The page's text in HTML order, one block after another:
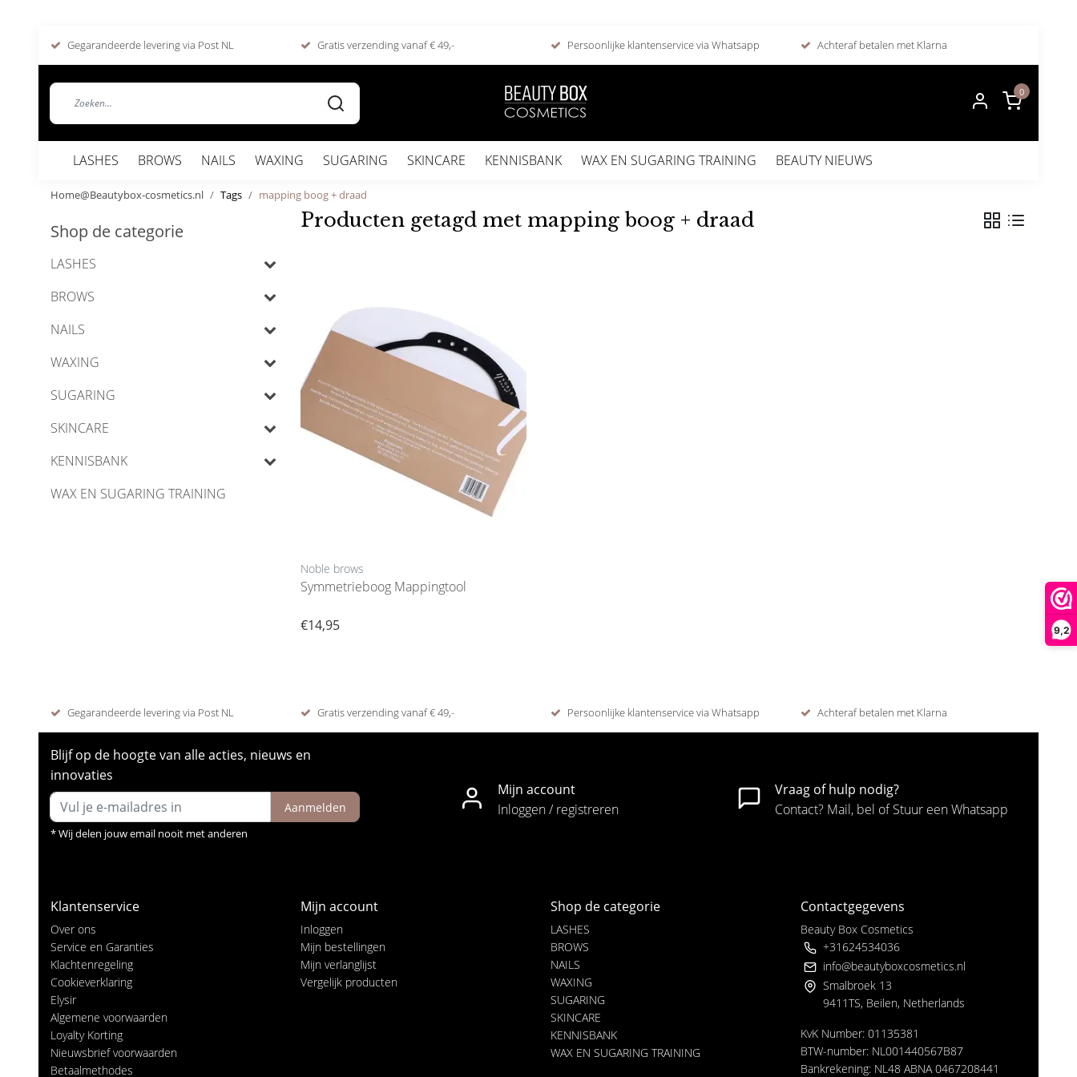
9,2
Gegarandeerde levering via Post NL Gratis verzending vanaf € 49,- Persoonlijke klantenservice via Whatsapp Achteraf betalen met Klarna
0
LASHES BROWS NAILS WAXING SUGARING SKINCARE KENNISBANK WAX EN SUGARING TRAINING BEAUTY NIEUWS
Home@Beautybox-cosmetics.nl Tags mapping boog + draad
Shop de categorie
LASHES
BROWS
NAILS
WAXING
SUGARING
SKINCARE
KENNISBANK
WAX EN SUGARING TRAINING
Producten getagd met mapping boog + draad
Noble brows
Symmetrieboog Mappingtool
€14,95
Gegarandeerde levering via Post NL Gratis verzending vanaf € 49,- Persoonlijke klantenservice via Whatsapp Achteraf betalen met Klarna
Blijf op de hoogte van alle acties, nieuws en
innovaties
Aanmelden
* Wij delen jouw email nooit met anderen
Mijn account
Inloggen / registreren
Vraag of hulp nodig?
Contact? Mail, bel of Stuur een Whatsapp
Klantenservice
Over ons
Service en Garanties
Klachtenregeling
Cookieverklaring
Elysir
Algemene voorwaarden
Loyalty Korting
Nieuwsbrief voorwaarden
Betaalmethodes
Mijn account
Inloggen
Mijn bestellingen
Mijn verlanglijst
Vergelijk producten
Shop de categorie
LASHES
BROWS
NAILS
WAXING
SUGARING
SKINCARE
KENNISBANK
WAX EN SUGARING TRAINING
Contactgegevens
Beauty Box Cosmetics
+31624534036
info@beautyboxcosmetics.nl
Smalbroek 13
9411TS, Beilen, Netherlands
KvK Number: 01135381
BTW-number: NL001440567B87
Bankrekening: NL48 ABNA 0467208441